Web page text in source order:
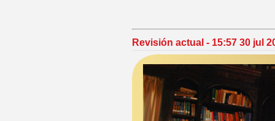
Revisión actual - 15:57 30 jul